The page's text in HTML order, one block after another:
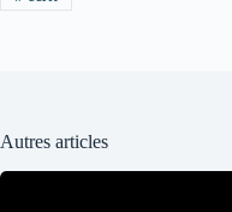
Autres articles